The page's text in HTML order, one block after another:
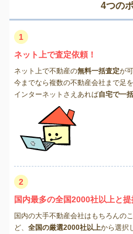
4つの
1
ネット上で査定依頼！
ネット上で不動産の無料一括査定が
今までなら複数の不動産会社まで足
インターネットさえあれば自宅で一
2
国内最多の全国2000社以上と提
国内の大手不動産会社はもちろんの
ど、 全国の厳選2000社以上から選択